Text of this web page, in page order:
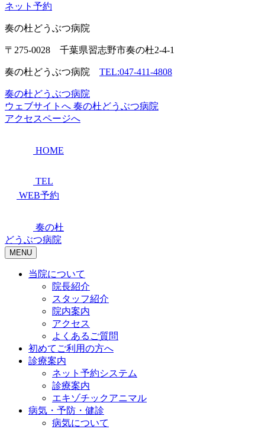
ネット予約
奏の杜どうぶつ病院
〒275-0028 千葉県習志野市奏の杜2-4-1
奏の杜どうぶつ病院 TEL:047-411-4808
奏の杜どうぶつ病院
ウェブサイトへ 奏の杜どうぶつ病院
アクセスページへ
HOME
TEL
WEB予約
奏の杜
どうぶつ病院
MENU
当院について
院長紹介
スタッフ紹介
院内案内
アクセス
よくあるご質問
初めてご利用の方へ
診療案内
ネット予約システム
診療案内
エキゾチックアニマル
病気・予防・健診
病気について